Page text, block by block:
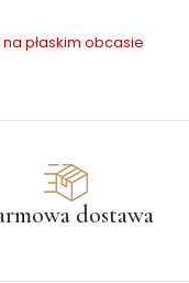
płaskim obcasie
dostawa